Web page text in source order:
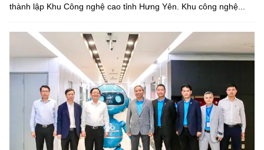
thành lập Khu Công nghệ cao tỉnh Hưng Yên. Khu công nghệ...